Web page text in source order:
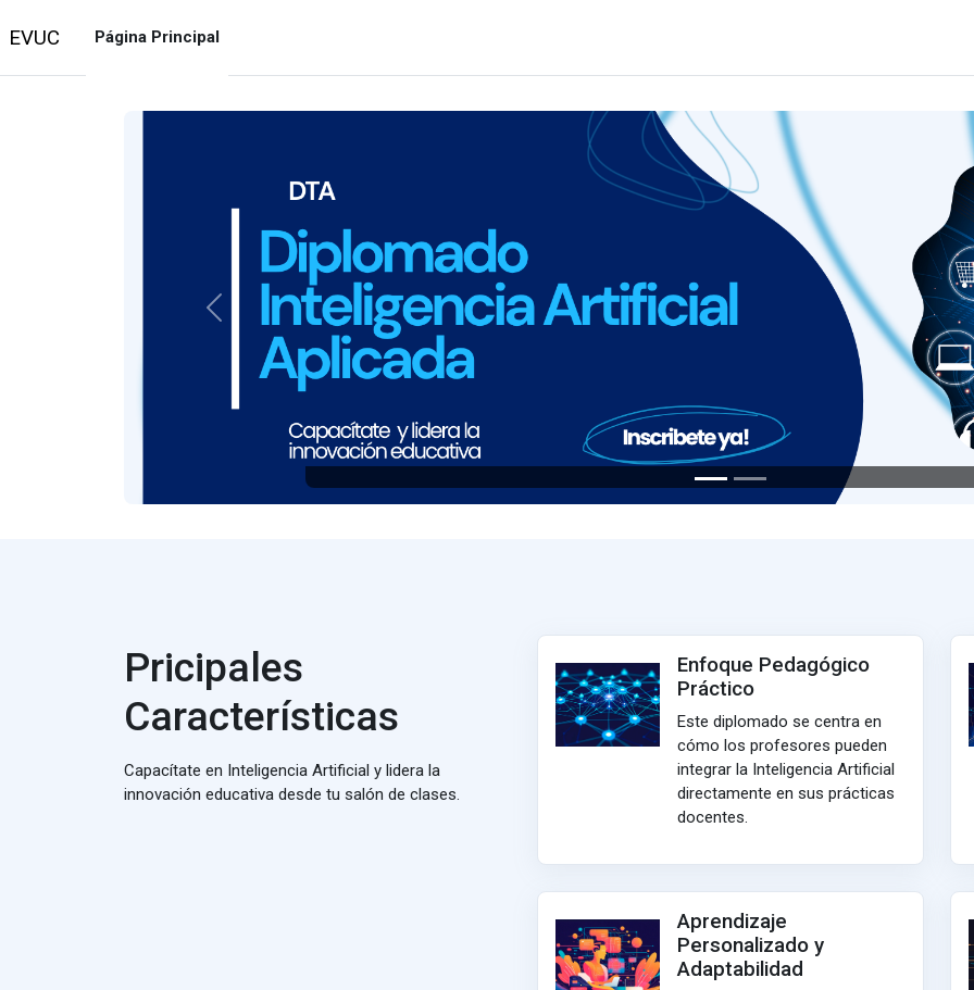
EVUC Página Principal
Anterior
Pricipales
Características
Capacítate en Inteligencia Artificial y lidera la
innovación educativa desde tu salón de clases.
Enfoque Pedagógico
Práctico
Este diplomado se centra en
cómo los profesores pueden
integrar la Inteligencia Artificial
directamente en sus prácticas
docentes.
Aprendizaje
Personalizado y
Adaptabilidad